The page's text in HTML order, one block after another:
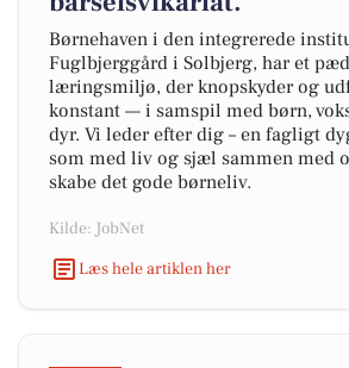
Børnehaven i den integrerede
Fuglbjerggård i Solbjerg, har et
læringsmiljø, der knopskyder og
konstant — i samspil med børn,
dyr. Vi leder efter dig – en fagligt
som med liv og sjæl sammen med
skabe det gode børneliv.
Kilde: JobNet
Læs hele artiklen her